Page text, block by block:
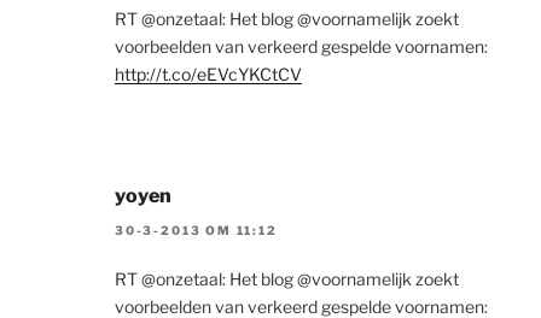
RT @onzetaal: Het blog @voornamelijk zoekt
voorbeelden van verkeerd gespelde voornamen:
http://t.co/eEVcYKCtCV
yoyen
30-3-2013 OM 11:12
RT @onzetaal: Het blog @voornamelijk zoekt
voorbeelden van verkeerd gespelde voornamen: